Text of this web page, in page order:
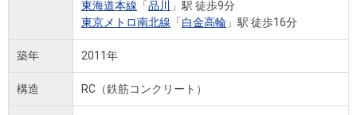
東海道本線 「品川
」駅 徒歩9分
東京メトロ南北線 「白金高輪 」駅 徒歩16分
築年 2011年
構造 RC（鉄筋コンクリート）